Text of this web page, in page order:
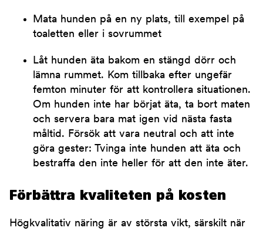
Mata hunden på en ny plats, till exempel på
toaletten eller i sovrummet
Låt hunden äta bakom en stängd dörr och
lämna rummet. Kom tillbaka efter ungefär
femton minuter för att kontrollera situationen.
Om hunden inte har börjat äta, ta bort maten
och servera bara mat igen vid nästa fasta
måltid. Försök att vara neutral och att inte
göra gester: Tvinga inte hunden att äta och
bestraffa den inte heller för att den inte äter.
Förbättra kvaliteten på kosten
Högkvalitativ näring är av största vikt, särskilt när